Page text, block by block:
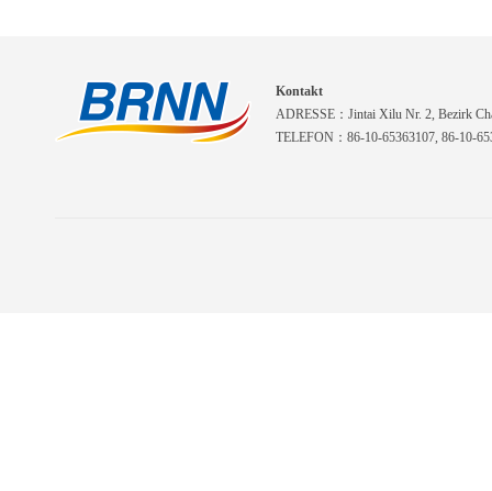
Kontakt
ADRESSE：Jintai Xilu Nr. 2, Bezirk
TELEFON：86-10-65363107, 86-10-